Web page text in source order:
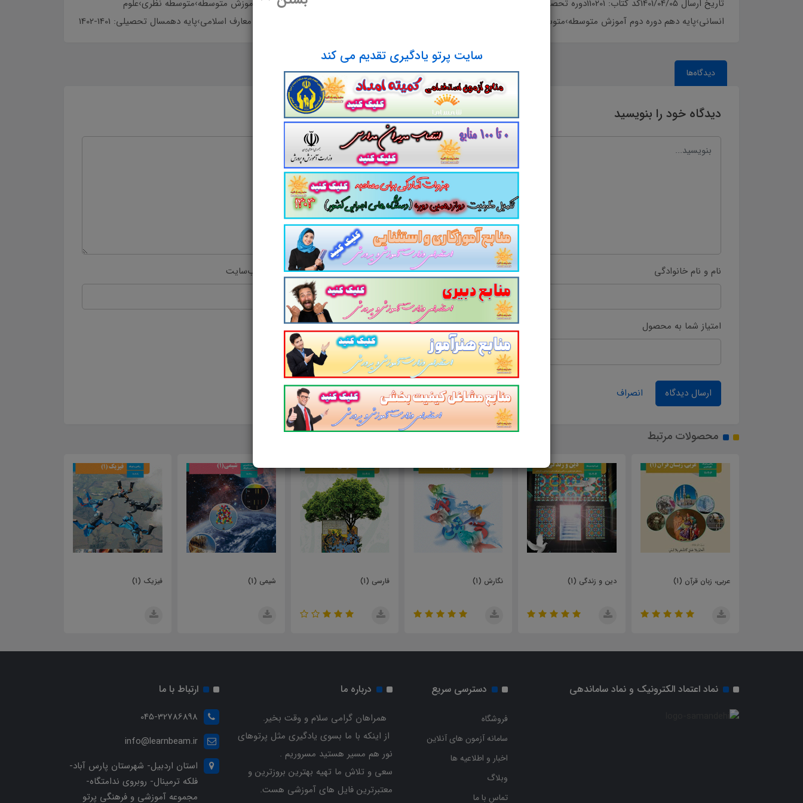
سایت پرتو یادگیری تقدیم می کند
تاریخ ارسال 1401/04/05کد کتاب: 110201دوره تحصیلی: دوره دوم آموزش متوسطه›متوسطه نظری›ریاضی فیزیک›پایه دهم دوره دوم آموزش متوسطه›متوسطه نظری›علوم
انسانی›پایه دهم دوره دوم آموزش متوسطه›متوسطه نظری›علوم تجربی›پایه دهم دوره دوم آموزش متوسطه›متوسطه نظری›علوم و معارف اسلامی›پایه دهمسال تحصیلی: 1401-1402
دیدگاه‌ها
دیدگاه خود را بنویسید
نام و نام خانوادگی پست الکترونیک آدرس وب‌سایت
امتیاز شما به محصول
ارسال دیدگاه انصراف
محصولات مرتبط
دین و زندگی (1) نگارش (1) فارسی (1) شیمی (1) فیزیک (1) عربی، زبان قرآن (1)
نماد اعتماد الکترونیک و نماد ساماندهی دسترسی سریع
فروشگاه
سامانه آزمون های آنلاین
اخبار و اطلاعیه ها
وبلاگ
تماس با ما
درباره ما
همراهان گرامی سلام و وقت بخیر.
از اینکه با ما بسوی یادگیری مثل پرتوهای
نور هم مسیر هستید مسروریم .
سعی و تلاش ما تهیه بهترین بروزترین و
معتبرترین فایل های آموزشی هست.
ارتباط با ما
045-32786898
info@learnbeam.ir
استان اردبیل- شهرستان پارس آباد-
فلکه ترمینال- روبروی ندامتگاه-
مجموعه آموزشی و فرهنگی پرتو